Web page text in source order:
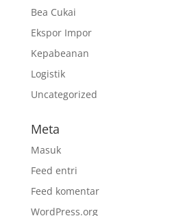
Bea Cukai
Ekspor Impor
Kepabeanan
Logistik
Uncategorized
Meta
Masuk
Feed entri
Feed komentar
WordPress.org